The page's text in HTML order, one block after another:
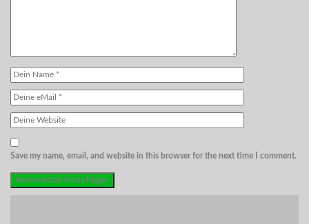
Save my name, email, and website in this browser for the next time I comment.